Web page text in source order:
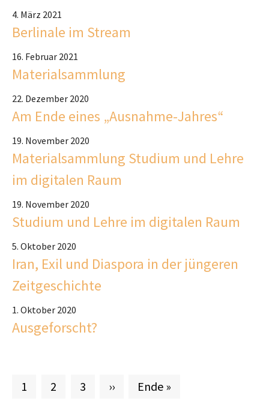
4. März 2021
Berlinale im Stream
16. Februar 2021
Materialsammlung
22. Dezember 2020
Am Ende eines „Ausnahme-Jahres“
19. November 2020
Materialsammlung Studium und Lehre
im digitalen Raum
19. November 2020
Studium und Lehre im digitalen Raum
5. Oktober 2020
Iran, Exil und Diaspora in der jüngeren
Zeitgeschichte
1. Oktober 2020
Ausgeforscht?
Aktuelle Seite
1 Seite
2 Seite
3 Nächste Seite
›› Letzte Seite
Ende »